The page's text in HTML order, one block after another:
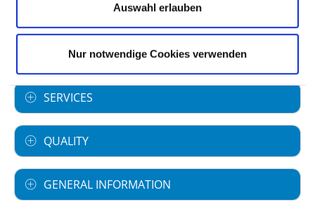
Auswahl erlauben
Nur notwendige Cookies verwenden
SPECIALIST DEPARTMENTS
SERVICES
QUALITY
GENERAL INFORMATION